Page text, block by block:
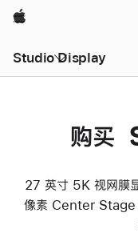
Apple
Studio Display
购买
27 英寸 5K 视网膜
像素 Center Stage